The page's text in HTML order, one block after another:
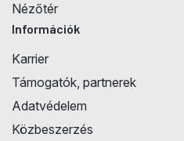
Nézőtér
Információk
Karrier
Támogatók, partnerek
Adatvédelem
Közbeszerzés